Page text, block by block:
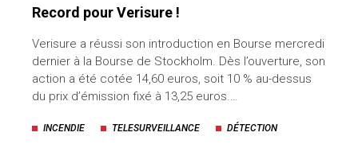
Record pour Verisure !
Verisure a réussi son introduction en Bourse mercredi
dernier à la Bourse de Stockholm. Dès l’ouverture, son
action a été cotée 14,60 euros, soit 10 % au-dessus
du prix d’émission fixé à 13,25 euros.…
INCENDIE TELESURVEILLANCE DÉTECTION